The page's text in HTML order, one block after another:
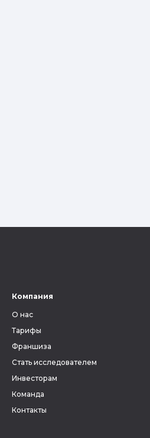
Компания
О нас
Тарифы
Франшиза
Стать исследователем
Инвесторам
Команда
Контакты